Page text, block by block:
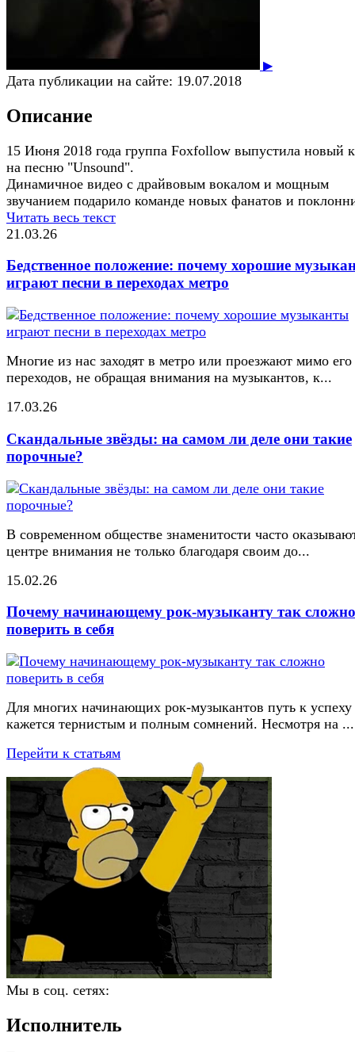
▶
Дата публикации на сайте: 19.07.2018
Описание
15 Июня 2018 года группа Foxfollow выпустила новый
на песню "Unsound".
Динамичное видео с драйвовым вокалом и мощным
звучанием подарило команде новых фанатов и
Читать весь текст
21.03.26
Бедственное положение: почему хорошие
играют песни в переходах метро
Многие из нас заходят в метро или проезжают мимо его
переходов, не обращая внимания на музыкантов, к...
17.03.26
Скандальные звёзды: на самом ли деле они такие
порочные?
В современном обществе знаменитости часто
центре внимания не только благодаря своим до...
15.02.26
Почему начинающему рок-музыканту так сложно
поверить в себя
Для многих начинающих рок-музыкантов путь к успеху
кажется тернистым и полным сомнений. Несмотря на ...
Перейти к статьям
Мы в соц. сетях:
Исполнитель